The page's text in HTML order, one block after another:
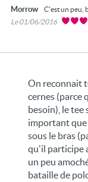
Morrow
C'est un peu,
Le 01/06/2016
On reconnait
cernes (parce
besoin), le
important que
sous le bras
qu'il participe
un peu
bataille de